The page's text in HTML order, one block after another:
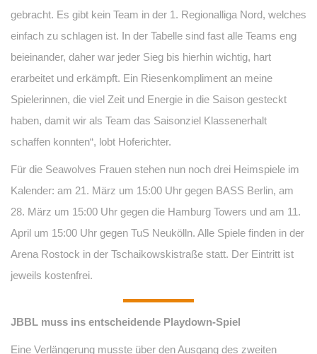
gebracht. Es gibt kein Team in der 1. Regionalliga Nord, welches
einfach zu schlagen ist. In der Tabelle sind fast alle Teams eng
beieinander, daher war jeder Sieg bis hierhin wichtig, hart
erarbeitet und erkämpft. Ein Riesenkompliment an meine
Spielerinnen, die viel Zeit und Energie in die Saison gesteckt
haben, damit wir als Team das Saisonziel Klassenerhalt
schaffen konnten“, lobt Hoferichter.
Für die Seawolves Frauen stehen nun noch drei Heimspiele im
Kalender: am 21. März um 15:00 Uhr gegen BASS Berlin, am
28. März um 15:00 Uhr gegen die Hamburg Towers und am 11.
April um 15:00 Uhr gegen TuS Neukölln. Alle Spiele finden in der
Arena Rostock in der Tschaikowskistraße statt. Der Eintritt ist
jeweils kostenfrei.
JBBL muss ins entscheidende Playdown-Spiel
Eine Verlängerung musste über den Ausgang des zweiten